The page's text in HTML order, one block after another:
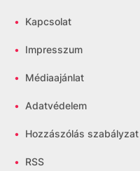
• Kapcsolat
• Impresszum
• Médiaajánlat
• Adatvédelem
• Hozzászólás szabályzat
• RSS